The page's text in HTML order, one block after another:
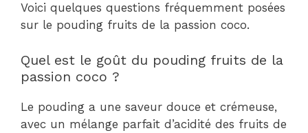
Voici quelques questions fréquemment posées
sur le pouding fruits de la passion coco.
Quel est le goût du pouding fruits de la
passion coco ?
Le pouding a une saveur douce et crémeuse,
avec un mélange parfait d’acidité des fruits de